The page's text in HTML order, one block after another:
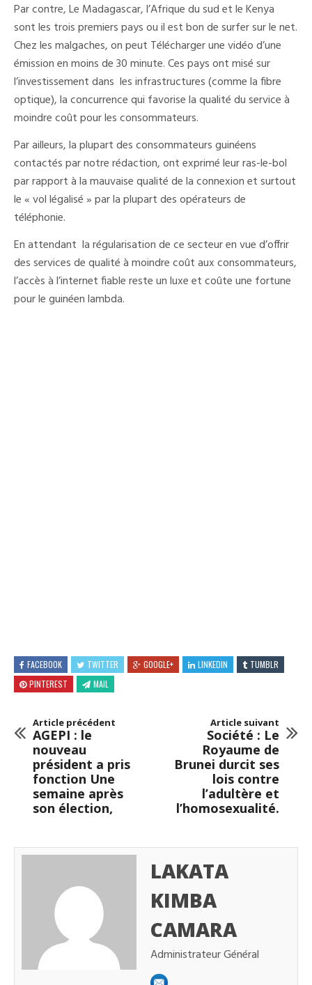
Par contre, Le Madagascar, l’Afrique du sud et le Kenya
sont les trois premiers pays ou il est bon de surfer sur le net.
Chez les malgaches, on peut Télécharger une vidéo d’une
émission en moins de 30 minute. Ces pays ont misé sur
l’investissement dans les infrastructures (comme la fibre
optique), la concurrence qui favorise la qualité du service à
moindre coût pour les consommateurs.
Par ailleurs, la plupart des consommateurs guinéens
contactés par notre rédaction, ont exprimé leur ras-le-bol
par rapport à la mauvaise qualité de la connexion et surtout
le « vol légalisé » par la plupart des opérateurs de
téléphonie.
En attendant la régularisation de ce secteur en vue d’offrir
des services de qualité à moindre coût aux consommateurs,
l’accès à l’internet fiable reste un luxe et coûte une fortune
pour le guinéen lambda.
FACEBOOK TWITTER GOOGLE+ LINKEDIN
TUMBLR
PINTEREST
MAIL
Article précédent
AGEPI : le
nouveau
président a pris
fonction Une
semaine après
son élection,
Article suivant
Société : Le
Royaume de
Brunei durcit ses
lois contre
l’adultère et
l’homosexualité.
LAKATA
KIMBA
CAMARA
Administrateur Général